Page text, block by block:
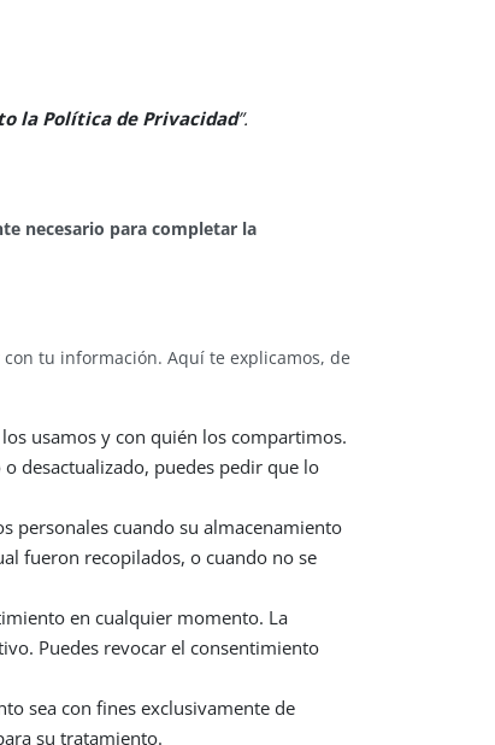
la Política de Privacidad”.
necesario para completar la
tu información. Aquí te explicamos, de
usamos y con quién los compartimos.
desactualizado, puedes pedir que lo
personales cuando su almacenamiento
fueron recopilados, o cuando no se
en cualquier momento. La
Puedes revocar el consentimiento
sea con fines exclusivamente de
su tratamiento.